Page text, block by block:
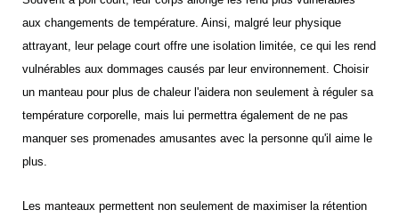
aux changements de température. Ainsi, malgré leur physique
attrayant, leur pelage court offre une isolation limitée, ce qui les rend
vulnérables aux dommages causés par leur environnement. Choisir
un manteau pour plus de chaleur l'aidera non seulement à réguler sa
température corporelle, mais lui permettra également de ne pas
manquer ses promenades amusantes avec la personne qu'il aime le
plus.
Les manteaux permettent non seulement de maximiser la rétention